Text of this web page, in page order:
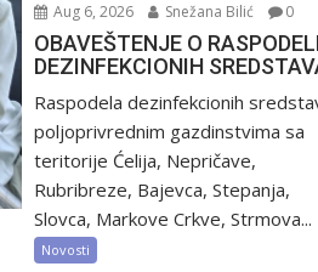
Aug 6, 2026 Snežana Bilić 0
OBAVEŠTENJE O
DEZINFEKCIONIH
Raspodela dezinfekcionih
poljoprivrednim gazdinstvima sa
teritorije Ćelija, Nepričave,
Rubribreze, Bajevca, Stepanja,
Slovca, Markove Crkve, Strmova...
Novosti